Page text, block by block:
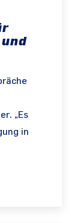
„Es
in